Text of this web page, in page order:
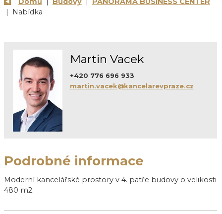
| Nabídka
Martin Vacek
+420 776 696 933
martin.vacek@kancelarevpraze.cz
Podrobné informace
Moderní kancelářské prostory v 4. patře budovy o velikosti
480 m2.